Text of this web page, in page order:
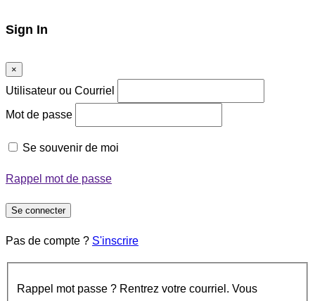
Sign In
×
Utilisateur ou Courriel
Mot de passe
Se souvenir de moi
Rappel mot de passe
Se connecter
Pas de compte ? S'inscrire
Rappel mot passe ? Rentrez votre courriel. Vous